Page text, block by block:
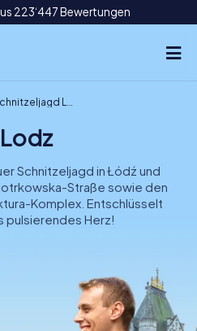
223‘447 Bewertungen
DE
IE
Lodz
Schnitzeljagd in Łódź und
Straße sowie den
Komplex. Entschlüsselt
pulsierendes Herz!